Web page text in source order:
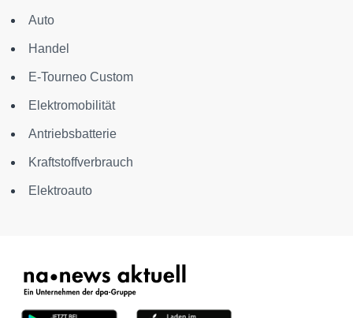
Auto
Handel
E-Tourneo Custom
Elektromobilität
Antriebsbatterie
Kraftstoffverbrauch
Elektroauto